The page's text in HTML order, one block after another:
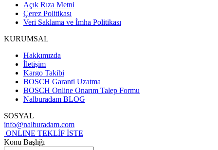
Açık Rıza Metni
Çerez Politikası
Veri Saklama ve İmha Politikası
KURUMSAL
Hakkımızda
İletişim
Kargo Takibi
BOSCH Garanti Uzatma
BOSCH Online Onarım Talep Formu
Nalburadam BLOG
SOSYAL
info@nalburadam.com
ONLINE TEKLİF İSTE
Konu Başlığı